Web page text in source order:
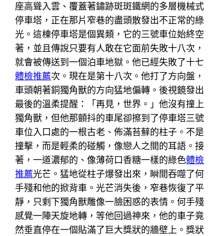
座高聳入雲、覆蓋著鏽跡斑斑鐵網的多層機械式
停車塔，正在那片窄巷的盡頭散發出不正常的綠
光。這棟停車塔是個異類，它的三號車位始終空
著，並且傳說只要有人敢在它面前失敗十八次，
就會被傳送到一個泊車地獄。他已經失敗了十七
體檢推薦次。現在是第十八次。他打了方向盤，
車頭朝著銅獨角獸的方向猛地偏轉。後視鏡發出
最後的溫柔提醒：「再見，世界。」他沒有撞上
獨角獸，但他那顫抖的車尾卻擦到了停車塔三號
車位入口處的一根古老、佈滿苔蘚的柱子。不是
撞擊，而是輕柔的碰觸，像戀人之間的耳語。接
著，一道濃郁的、像薄荷口香糖一樣的綠色體檢
推薦光芒。猛地從柱子爆發出來，瞬間吞噬了何
手殘和他的掀背車。光芒消失後，窄巷恢復了平
靜，只剩下獨角獸雕像一臉困惑的表情。何手殘
感覺一陣天旋地轉，等他回過神來，他的車子竟
然垂直停在一個貼滿了巨大獎狀的牆壁上。獎狀